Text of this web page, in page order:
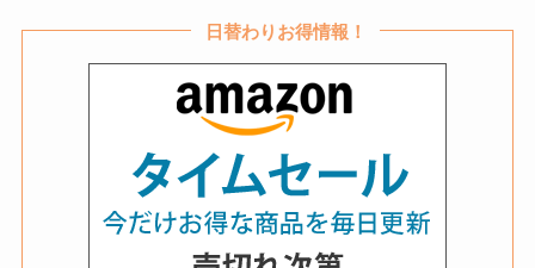
日替わりお得情報！